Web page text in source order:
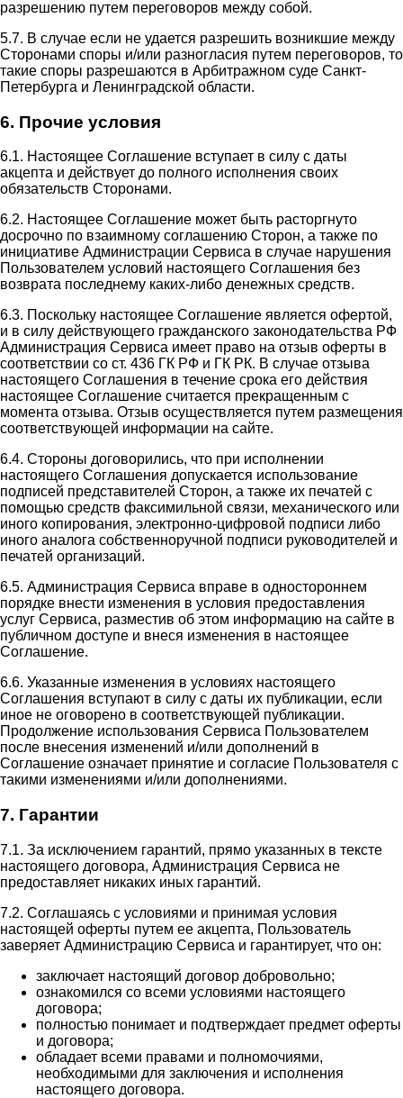
разрешению путем переговоров между собой.
5.7. В случае если не удается разрешить возникшие между
Сторонами споры и/или разногласия путем переговоров, то
такие споры разрешаются в Арбитражном суде Санкт-
Петербурга и Ленинградской области.
6. Прочие условия
6.1. Настоящее Соглашение вступает в силу с даты
акцепта и действует до полного исполнения своих
обязательств Сторонами.
6.2. Настоящее Соглашение может быть расторгнуто
досрочно по взаимному соглашению Сторон, а также по
инициативе Администрации Сервиса в случае нарушения
Пользователем условий настоящего Соглашения без
возврата последнему каких-либо денежных средств.
6.3. Поскольку настоящее Соглашение является офертой,
и в силу действующего гражданского законодательства РФ
Администрация Сервиса имеет право на отзыв оферты в
соответствии со ст. 436 ГК РФ и ГК РК. В случае отзыва
настоящего Соглашения в течение срока его действия
настоящее Соглашение считается прекращенным с
момента отзыва. Отзыв осуществляется путем размещения
соответствующей информации на сайте.
6.4. Стороны договорились, что при исполнении
настоящего Соглашения допускается использование
подписей представителей Сторон, а также их печатей с
помощью средств факсимильной связи, механического или
иного копирования, электронно-цифровой подписи либо
иного аналога собственноручной подписи руководителей и
печатей организаций.
6.5. Администрация Сервиса вправе в одностороннем
порядке внести изменения в условия предоставления
услуг Сервиса, разместив об этом информацию на сайте в
публичном доступе и внеся изменения в настоящее
Соглашение.
6.6. Указанные изменения в условиях настоящего
Соглашения вступают в силу с даты их публикации, если
иное не оговорено в соответствующей публикации.
Продолжение использования Сервиса Пользователем
после внесения изменений и/или дополнений в
Соглашение означает принятие и согласие Пользователя с
такими изменениями и/или дополнениями.
7. Гарантии
7.1. За исключением гарантий, прямо указанных в тексте
настоящего договора, Администрация Сервиса не
предоставляет никаких иных гарантий.
7.2. Соглашаясь с условиями и принимая условия
настоящей оферты путем ее акцепта, Пользователь
заверяет Администрацию Сервиса и гарантирует, что он:
заключает настоящий договор добровольно;
ознакомился со всеми условиями настоящего
договора;
полностью понимает и подтверждает предмет оферты
и договора;
обладает всеми правами и полномочиями,
необходимыми для заключения и исполнения
настоящего договора.